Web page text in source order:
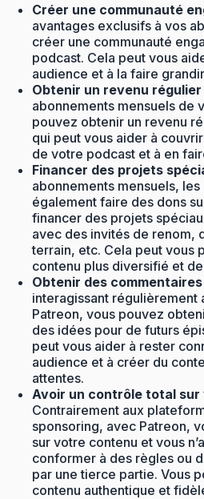
Créer une communauté
avantages exclusifs à vos
créer une communauté
podcast. Cela peut vous
audience et à la faire
Obtenir un revenu régulier
abonnements mensuels de
pouvez obtenir un revenu
qui peut vous aider à
de votre podcast et à en
Financer des projets
abonnements mensuels,
également faire des dons
financer des projets
avec des invités de renom,
terrain, etc. Cela peut vous
contenu plus diversifié et
Obtenir des
interagissant régulièrement
Patreon, vous pouvez
des idées pour de futurs
peut vous aider à rester
audience et à créer du
attentes.
Avoir un contrôle total
Contrairement aux
sponsoring, avec Patreon,
sur votre contenu et vous
conformer à des règles ou
par une tierce partie. Vous
contenu authentique et